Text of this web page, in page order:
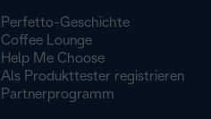
Perfetto-Geschichte
Coffee Lounge
Help Me Choose
Als Produkttester registrieren
Partnerprogramm